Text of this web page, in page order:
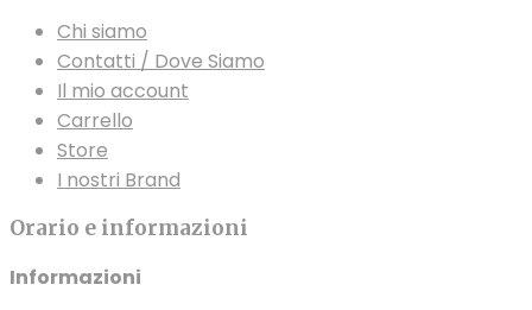
Chi siamo
Contatti / Dove Siamo
Il mio account
Carrello
Store
I nostri Brand
Orario e informazioni
Informazioni